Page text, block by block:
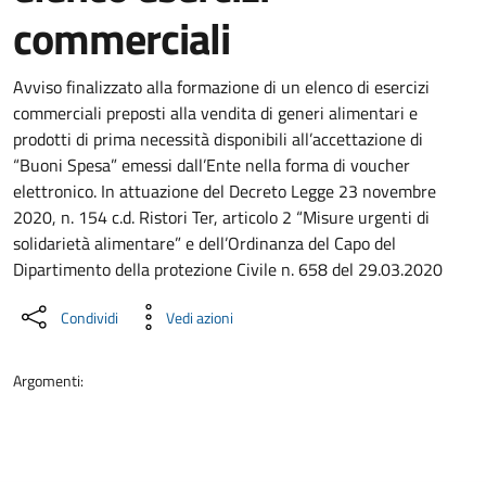
commerciali
Dettaglio del documento
Avviso finalizzato alla formazione di un elenco di esercizi
commerciali preposti alla vendita di generi alimentari e
prodotti di prima necessità disponibili all’accettazione di
“Buoni Spesa” emessi dall’Ente nella forma di voucher
elettronico. In attuazione del Decreto Legge 23 novembre
2020, n. 154 c.d. Ristori Ter, articolo 2 “Misure urgenti di
solidarietà alimentare” e dell’Ordinanza del Capo del
Dipartimento della protezione Civile n. 658 del 29.03.2020
Condividi Vedi azioni
Argomenti: